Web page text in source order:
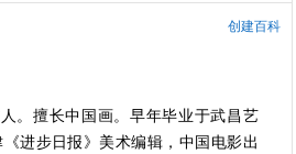
创建百科
。擅长中国画。早年毕业于武昌艺
进步日报》美术编辑，中国电影出